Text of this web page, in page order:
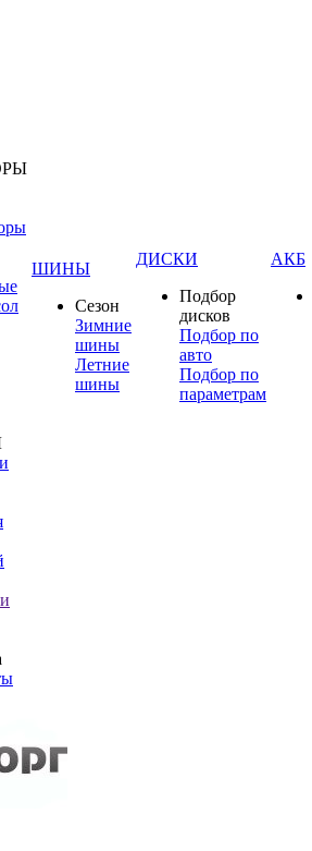
ШИНЫ
Сезон
Зимние
шины
Летние
шины
ДИСКИ
Подбор
дисков
Подбор по
авто
Подбор по
параметрам
АКБ